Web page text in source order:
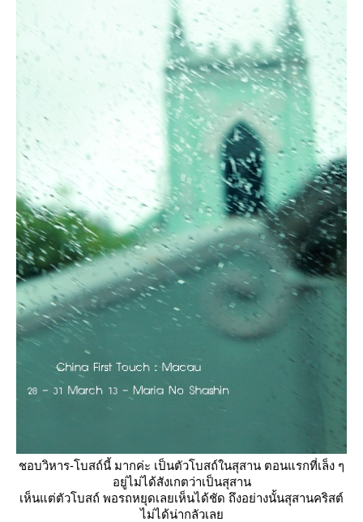
ชอบวิหาร-โบสถ์นี้ มากค่ะ เป็นตัวโบสถ์ในสุสาน ตอนแรกที่เล็ง ๆ
อยู่ไม่ได้สังเกตว่าเป็นสุสาน
เห็นแต่ตัวโบสถ์ พอรถหยุดเลยเห็นได้ชัด ถึงอย่างนั้นสุสานคริสต์
ไม่ได้น่ากลัวเล